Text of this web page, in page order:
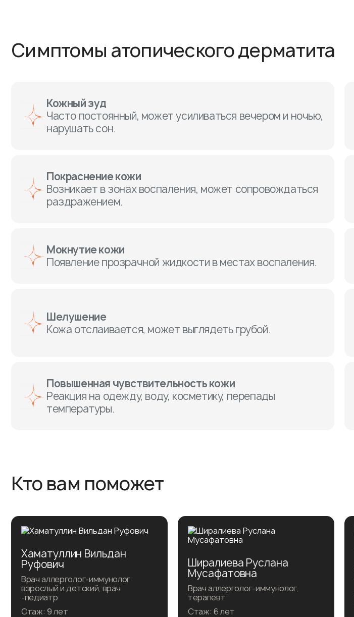
Симптомы атопического дерматита
Кожный зуд
Часто постоянный, может усиливаться вечером и ночью,
нарушать сон.
Покраснение кожи
Возникает в зонах воспаления, может сопровождаться
раздражением.
Мокнутие кожи
Появление прозрачной жидкости в местах воспаления.
Шелушение
Кожа отслаивается, может выглядеть грубой.
Повышенная чувствительность кожи
Реакция на одежду, воду, косметику, перепады
температуры.
Кто вам поможет
Хаматуллин Вильдан
Руфович
Врач аллерголог-иммунолог
взрослый и детский, врач
-педиатр
Стаж: 9 лет
Ширалиева Руслана
Мусафатовна
Врач аллерголог-иммунолог,
терапевт
Стаж: 6 лет